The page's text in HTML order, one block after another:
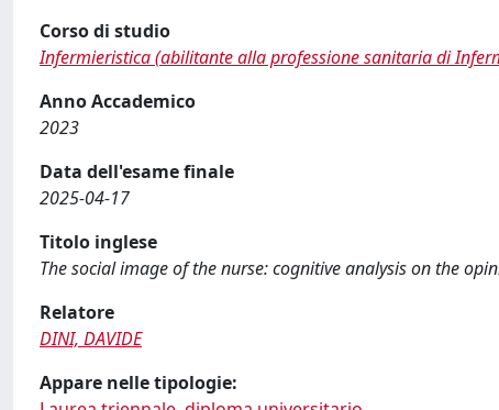
Corso di studio
Infermieristica (abilitante alla professione sanitaria di
Anno Accademico
2023
Data dell'esame finale
2025-04-17
Titolo inglese
The social image of the nurse: cognitive analysis on the
Relatore
DINI, DAVIDE
Appare nelle tipologie: